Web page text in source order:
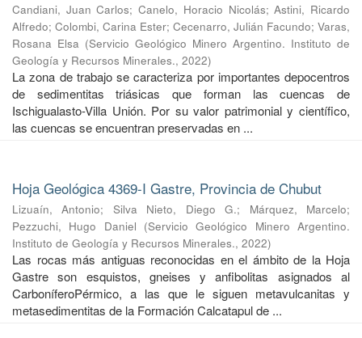
Candiani, Juan Carlos;Canelo, Horacio Nicolás;Astini, Ricardo
Alfredo; Colombi, Carina Ester; Cecenarro, Julián Facundo; Varas,
Rosana Elsa (Servicio Geológico Minero Argentino. Instituto de
Geología y Recursos Minerales., 2022)
La zona de trabajo se caracteriza por importantes depocentros
de sedimentitas triásicas que forman las cuencas de
Ischigualasto-Villa Unión. Por su valor patrimonial y cientíﬁco,
las cuencas se encuentran preservadas en ...
Hoja Geológica 4369-I Gastre, Provincia de Chubut
Lizuaín, Antonio; Silva Nieto, Diego G.; Márquez, Marcelo;
Pezzuchi, Hugo Daniel (Servicio Geológico Minero Argentino.
Instituto de Geología y Recursos Minerales., 2022)
Las rocas más antiguas reconocidas en el ámbito de la Hoja
Gastre son esquistos, gneises y anfibolitas asignados al
CarboníferoPérmico, a las que le siguen metavulcanitas y
metasedimentitas de la Formación Calcatapul de ...